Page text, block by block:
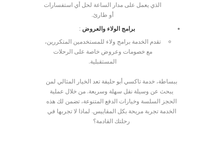
الذي يعمل على مدار الساعة لحل أي استفسارات
أو طارئ.
برامج الولاء والعروض :
تقدم الخدمة برامج ولاء للمستخدمين المتكررين،
مع خصومات وعروض خاصة على الرحلات
المستقبلية.
ببساطة، خدمة تاكسي أبو حليفة تعد الخيار المثالي لمن
يبحث عن وسيلة نقل سهلة وسريعة. من خلال عملية
الحجز السلسة وخيارات الدفع المتنوعة، تضمن لك هذه
الخدمة تجربة مريحة بكل المقاييس. لماذا لا تجربها في
رحلتك القادمة؟